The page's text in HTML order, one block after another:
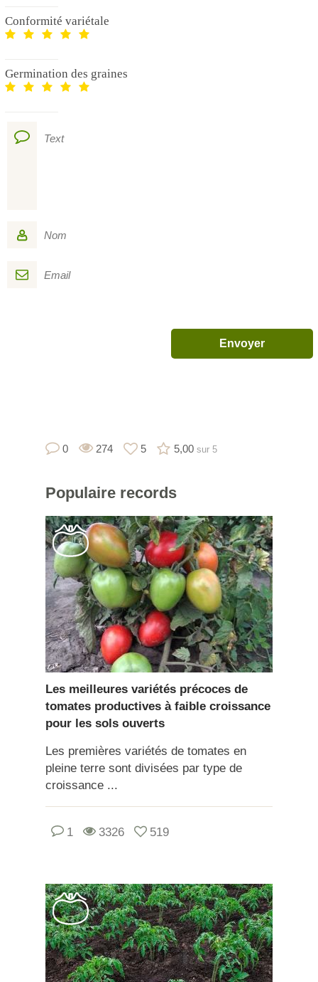
Conformité variétale
Germination des graines
0 274 5 5,00 sur 5
Populairerecords
Les meilleures variétés précoces de
tomates productives à faible croissance
pour les sols ouverts
Les premières variétés de tomates en
pleine terre sont divisées par type de
croissance ...
1 3326 519